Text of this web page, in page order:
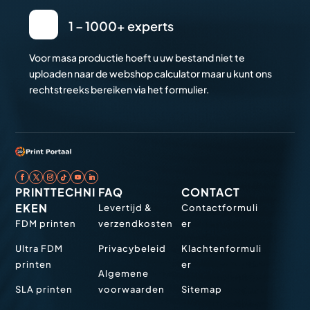
1 – 1000+ experts
Voor masa productie hoeft u uw bestand niet te
uploaden naar de webshop calculator maar u kunt ons
rechtstreeks bereiken via het formulier.
PRINTTECHNI
EKEN
FDM printen
Ultra FDM
printen
SLA printen
FAQ
Levertijd &
verzendkosten
Privacybeleid
Algemene
voorwaarden
CONTACT
Contactformuli
er
Klachtenformuli
er
Sitemap